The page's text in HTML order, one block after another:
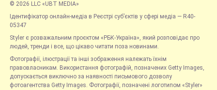
© 2026 LLC «UBT MEDIA»
Ідентифікатор онлайн-медіа в Реєстрі суб’єктів у сфері медіа — R40-
05347
Styler є розважальним проєктом «РБК-Україна», який розповідає про
людей, тренди і все, що цікаво читати поза новинами.
Фотографії, ілюстрації та інші зображення належать їхнім
правовласникам. Використання фотографій, позначених Getty Images,
допускається виключно за наявності письмового дозволу
фотоагентства Getty Images. Фотографії, позначені логотипом «Styler»